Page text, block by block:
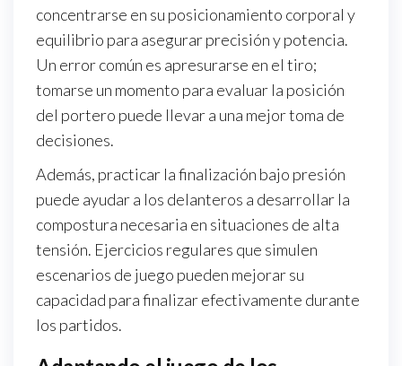
concentrarse en su posicionamiento corporal y
equilibrio para asegurar precisión y potencia.
Un error común es apresurarse en el tiro;
tomarse un momento para evaluar la posición
del portero puede llevar a una mejor toma de
decisiones.
Además, practicar la finalización bajo presión
puede ayudar a los delanteros a desarrollar la
compostura necesaria en situaciones de alta
tensión. Ejercicios regulares que simulen
escenarios de juego pueden mejorar su
capacidad para finalizar efectivamente durante
los partidos.